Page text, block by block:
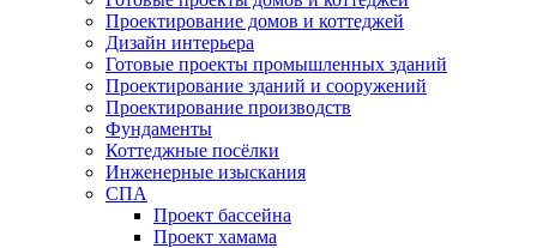
Проектирование домов и коттеджей
Дизайн интерьера
Готовые проекты промышленных зданий
Проектирование зданий и сооружений
Проектирование производств
Фундаменты
Коттеджные посёлки
Инженерные изыскания
СПА
Проект бассейна
Проект хамама